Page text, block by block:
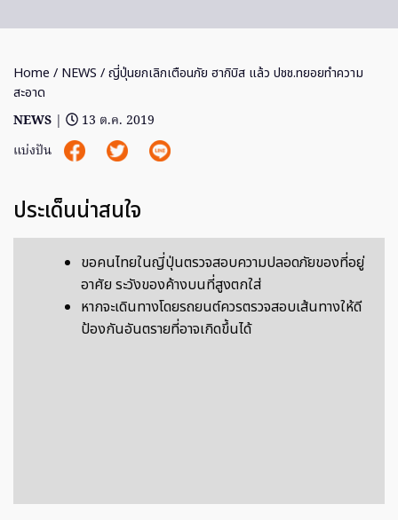
Home / NEWS / ญี่ปุ่นยกเลิกเตือนภัย ฮากิบิส แล้ว ปชช.ทยอยทำความ
สะอาด
NEWS |
13 ต.ค. 2019
แบ่งปัน
ประเด็นน่าสนใจ
ขอคนไทยในญี่ปุ่นตรวจสอบความปลอดภัยของที่อยู่
อาศัย ระวังของค้างบนที่สูงตกใส่
หากจะเดินทางโดยรถยนต์ควรตรวจสอบเส้นทางให้ดี
ป้องกันอันตรายที่อาจเกิดขึ้นได้